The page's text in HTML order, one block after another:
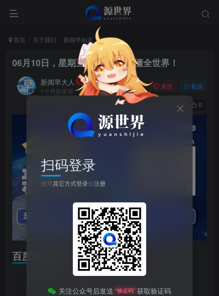
首页 关于我们 新闻早知道 正文
06月10日，星期三, 每天60秒读懂全世界！
新闻早大人
1个月前发布
关注 私信
0
百度热搜新闻
新闻来源：百度热搜榜
扫码登录
使用其它方式登录或注册
关注公众号后发送 “验证码” 获取验证码